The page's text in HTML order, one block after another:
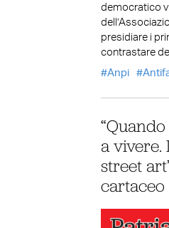
democratico
presidiare i
contrastare
Anpi
a vivere.
street